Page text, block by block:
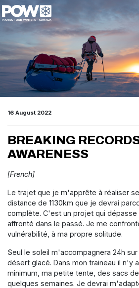
Skip navigation
16 August 2022
BREAKING
AWARENESS
[French]
Le trajet que je m'apprête à réaliser
distance de 1130km que je devrai
complète. C'est un projet qui
affronté dans le passé. Je me
vulnérabilité, à ma propre solitude.
Seul le soleil m'accompagnera 24h
désert glacé. Dans mon traineau il n'y
minimum, ma petite tente, des sacs
quelques semaines. Je devrai